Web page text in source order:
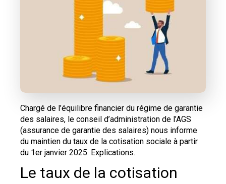
Chargé de l’équilibre financier du régime de garantie
des salaires, le conseil d’administration de l’AGS
(assurance de garantie des salaires) nous informe
du maintien du taux de la cotisation sociale à partir
du 1er janvier 2025. Explications.
Le taux de la cotisation